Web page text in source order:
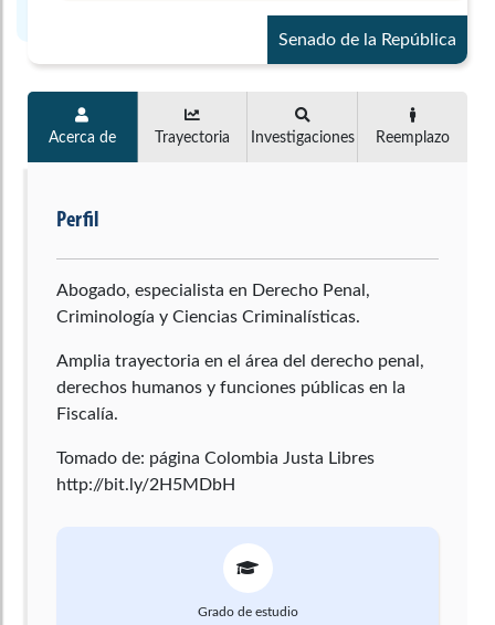
Senado de la República
Acerca de Trayectoria Investigaciones Reemplazo
Perfil
Abogado, especialista en Derecho Penal,
Criminología y Ciencias Criminalísticas.
Amplia trayectoria en el área del derecho penal,
derechos humanos y funciones públicas en la
Fiscalía.
Tomado de: página Colombia Justa Libres
http://bit.ly/2H5MDbH
Grado de estudio